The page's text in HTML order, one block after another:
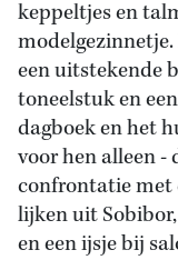
keppeltjes en
een uitstekende
toneelstuk en
dagboek en het
voor hen alleen -
confrontatie met
lijken uit
en een ijsje bij